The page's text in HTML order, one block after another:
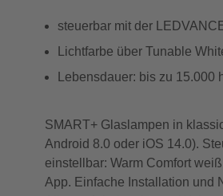
steuerbar mit der
Lichtfarbe über Tunable
Lebensdauer: bis zu 15.000
SMART+ Glaslampen in
Android 8.0 oder iOS 14.0).
einstellbar: Warm Comfort
App. Einfache Installation und